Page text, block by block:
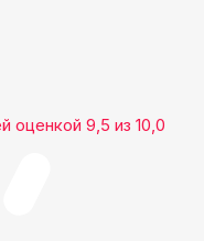
оценкой 9,5 из 10,0